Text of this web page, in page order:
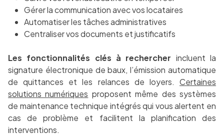
Gérer la communication avec vos locataires
Automatiser les tâches administratives
Centraliser vos documents et justificatifs
Les fonctionnalités clés à rechercher incluent la
signature électronique de baux, l’émission automatique
de quittances et les relances de loyers. Certaines
solutions numériques proposent même des systèmes
de maintenance technique intégrés qui vous alertent en
cas de problème et facilitent la planification des
interventions.